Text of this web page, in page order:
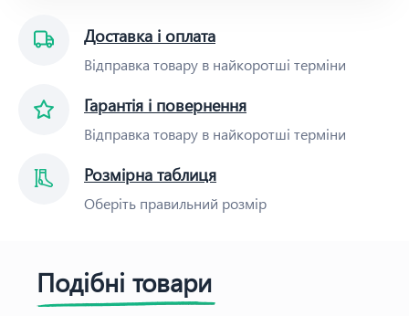
Доставка і оплата
Відправка товару в найкоротші терміни
Гарантія і повернення
Відправка товару в найкоротші терміни
Розмірна таблиця
Оберіть правильний розмір
Подібні товари